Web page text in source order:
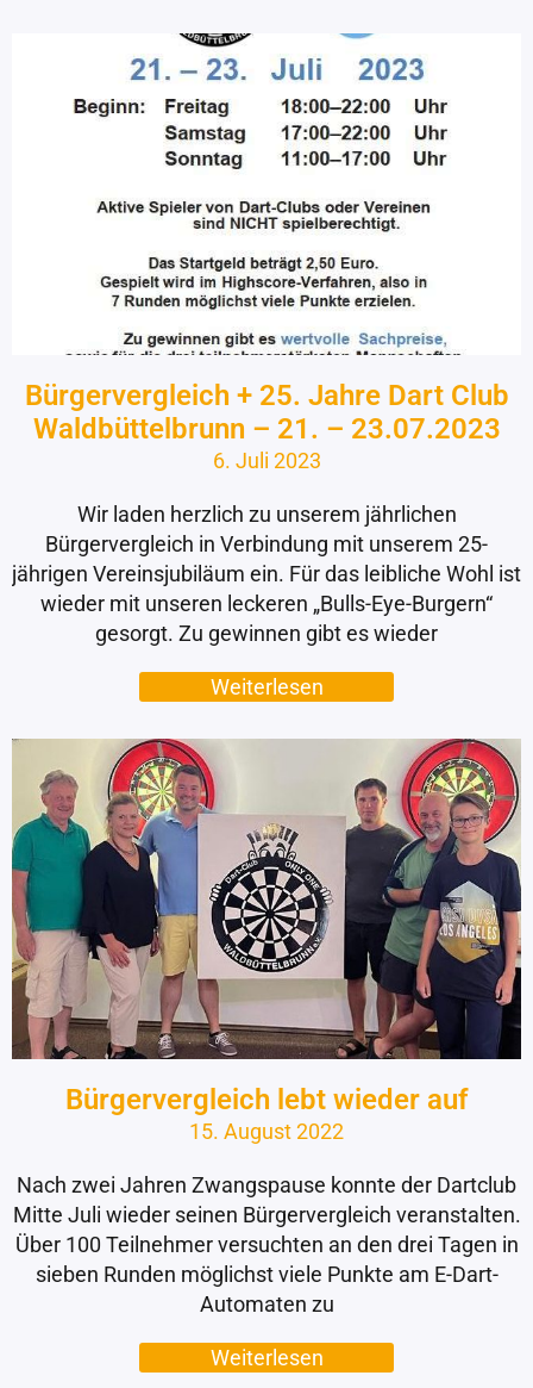
Bürgervergleich + 25. Jahre Dart Club
Waldbüttelbrunn – 21. – 23.07.2023
6. Juli 2023
Wir laden herzlich zu unserem jährlichen
Bürgervergleich in Verbindung mit unserem 25-
jährigen Vereinsjubiläum ein. Für das leibliche Wohl ist
wieder mit unseren leckeren „Bulls-Eye-Burgern“
gesorgt. Zu gewinnen gibt es wieder
Weiterlesen
Bürgervergleich lebt wieder auf
15. August 2022
Nach zwei Jahren Zwangspause konnte der Dartclub
Mitte Juli wieder seinen Bürgervergleich veranstalten.
Über 100 Teilnehmer versuchten an den drei Tagen in
sieben Runden möglichst viele Punkte am E-Dart-
Automaten zu
Weiterlesen